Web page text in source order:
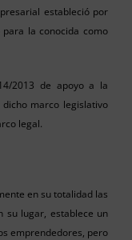
estableció por
la conocida como
2013 de apoyo a la
marco legislativo
legal.
en su totalidad las
su lugar, establece un
emprendedores, pero